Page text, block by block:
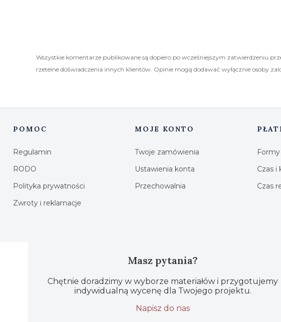
Wszystkie komentarze publikowane są dopiero po wcześniejszym zatwierdzeniu
rzetelne doświadczenia innych klientów. Opinie mogą dodawać wyłącznie osoby
Linki w stopce
POMOC
Regulamin
RODO
Polityka prywatności
Zwroty i reklamacje
MOJE KONTO
Twoje zamówienia
Ustawienia konta
Przechowalnia
Formy
Czas i
Czas
Masz pytania?
Chętnie doradzimy w wyborze materiałów i przygotujemy
indywidualną wycenę dla Twojego projektu.
Napisz do nas